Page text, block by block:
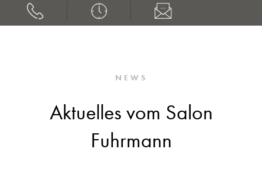
NEWS
Aktuelles vom Salon
Fuhrmann